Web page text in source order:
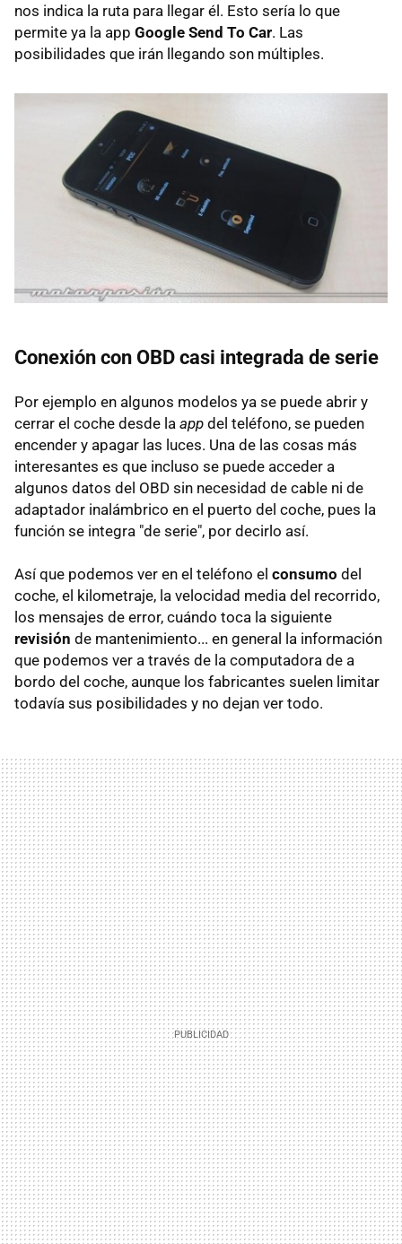
nos indica la ruta para llegar él. Esto sería lo que
permite ya la app Google Send To Car. Las
posibilidades que irán llegando son múltiples.
Conexión con OBD casi integrada de serie
Por ejemplo en algunos modelos ya se puede abrir y
cerrar el coche desde la app del teléfono, se pueden
encender y apagar las luces. Una de las cosas más
interesantes es que incluso se puede acceder a
algunos datos del OBD sin necesidad de cable ni de
adaptador inalámbrico en el puerto del coche, pues la
función se integra "de serie", por decirlo así.
Así que podemos ver en el teléfono el consumo del
coche, el kilometraje, la velocidad media del recorrido,
los mensajes de error, cuándo toca la siguiente
revisión de mantenimiento... en general la información
que podemos ver a través de la computadora de a
bordo del coche, aunque los fabricantes suelen limitar
todavía sus posibilidades y no dejan ver todo.